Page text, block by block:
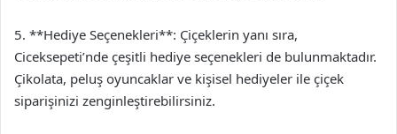
5. **Hediye Seçenekleri**: Çiçeklerin yanı sıra,
Ciceksepeti’nde çeşitli hediye seçenekleri de bulunmaktadır.
Çikolata, peluş oyuncaklar ve kişisel hediyeler ile çiçek
siparişinizi zenginleştirebilirsiniz.